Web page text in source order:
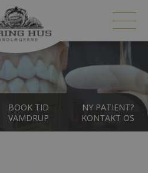
BOOK TID
VAMDRUP
NY PATIENT?
KONTAKT OS